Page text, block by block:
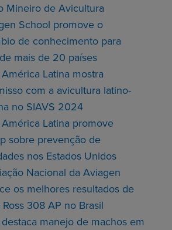
Mineiro de Avicultura
School promove o
de conhecimento para
mais de 20 países
Latina mostra
com a avicultura latino-
no SIAVS 2024
Latina promove
sobre prevenção de
nos Estados Unidos
Nacional da Aviagen
os melhores resultados de
308 AP no Brasil
manejo de machos em